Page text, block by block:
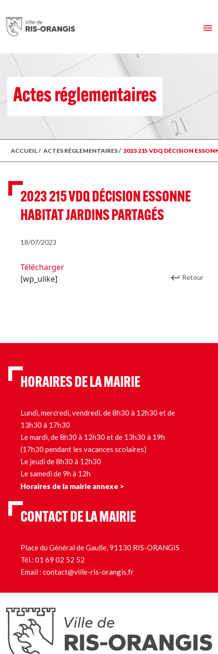
Actes réglementaires
ACCUEIL/ ACTES RÉGLEMENTAIRES/ 2023 215 VDQ DÉCISION
2023 215 VDQ DÉCISION ESSONNE
HABITAT JARDINS PARTAGÉS
18/07/2023
Télécharger
[wp_ulike]
Retour
HORAIRES DE LA MAIRIE
Lundi, mercredi, vendredi, de 8h30 à 12h30 et de
13h30 à 17h30
Le mardi, de 8h30 à 12h30 et de 13h30 à 19h
(17h30 pendant les vacances scolaires)
Le jeudi de 8h30 à 12h30
Le samedi de 9h à 12h
Horaires de la mairie annexe >
CONTACT DE LA MAIRIE
Place du Général de Gaulle, 91130 RIS-ORANGIS
Tél.: 01 69 02 52 52
Email : contact@ville-ris-orangis.fr